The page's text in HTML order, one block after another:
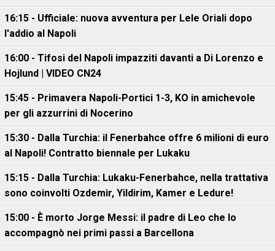
16:15 - Ufficiale: nuova avventura per Lele Oriali dopo
l'addio al Napoli
16:00 - Tifosi del Napoli impazziti davanti a Di Lorenzo e
Hojlund | VIDEO CN24
15:45 - Primavera Napoli-Portici 1-3, KO in amichevole
per gli azzurrini di Nocerino
15:30 - Dalla Turchia: il Fenerbahce offre 6 milioni di euro
al Napoli! Contratto biennale per Lukaku
15:15 - Dalla Turchia: Lukaku-Fenerbahce, nella trattativa
sono coinvolti Ozdemir, Yildirim, Kamer e Ledure!
15:00 - È morto Jorge Messi: il padre di Leo che lo
accompagnò nei primi passi a Barcellona